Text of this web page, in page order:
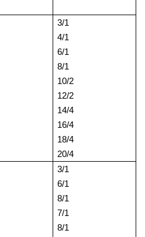
3/1
4/1
6/1
8/1
10/2
12/2
14/4
16/4
18/4
20/4
3/1
6/1
8/1
7/1
8/1